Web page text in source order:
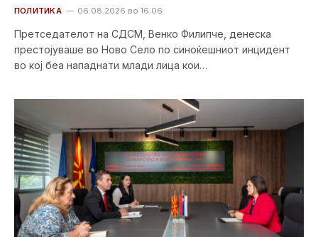
ПОЛИТИКА 06.08.2026 во 16:06
Претседателот на СДСМ, Венко Филипче, денеска
престојуваше во Ново Село по синоќешниот инцидент
во кој беа нападнати млади лица кои…